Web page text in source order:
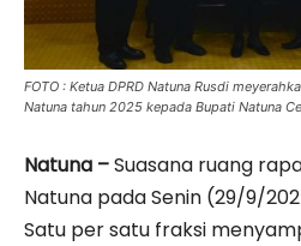
FOTO : Ketua DPRD Natuna Rusdi
Natuna tahun 2025 kepada Bupati Natuna
Natuna –Suasana ruang
Natuna pada Senin (29/9/
Satu per satu fraksi